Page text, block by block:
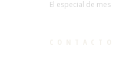
El especial de mes